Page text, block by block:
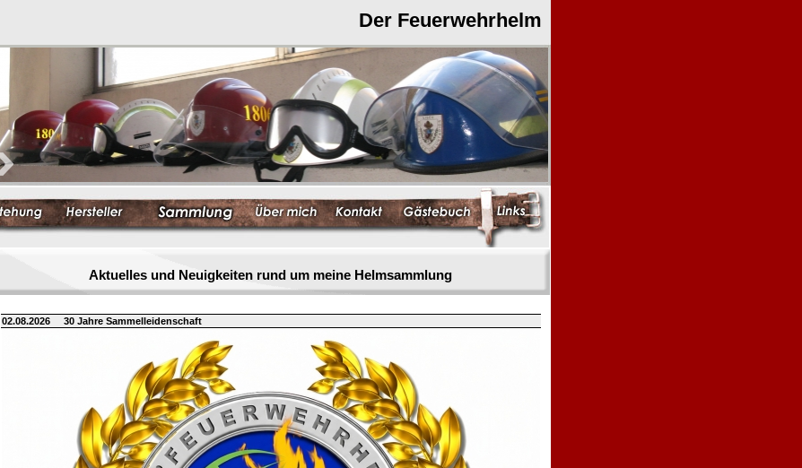
Der Feuerwehrhelm
Aktuelles und Neuigkeiten rund um meine Helmsammlung
02.08.2026 30 Jahre Sammelleidenschaft